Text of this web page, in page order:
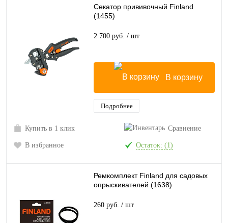
Секатор прививочный Finland
(1455)
2 700 руб. / шт
В корзину
Подробнее
Купить в 1 клик Сравнение
В избранное Остаток: (1)
Ремкомплект Finland для садовых
опрыскивателей (1638)
260 руб. / шт